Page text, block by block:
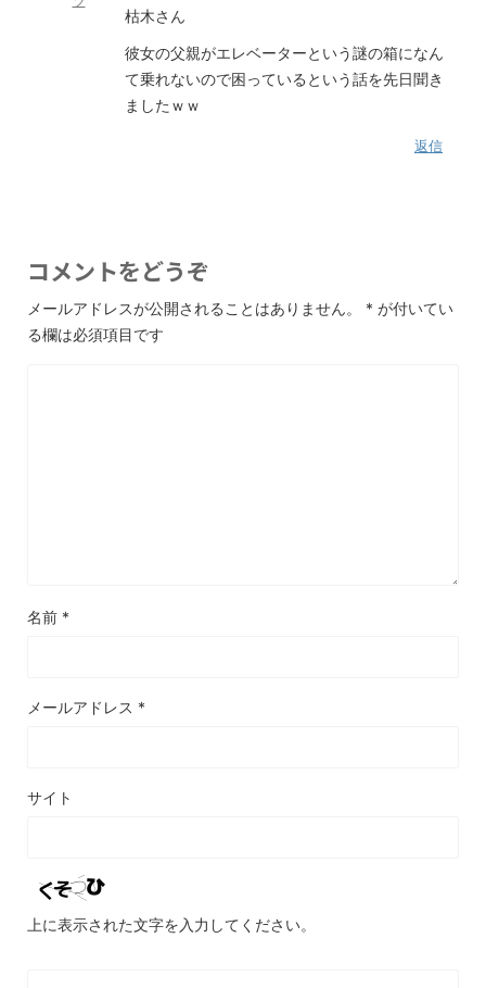
枯木さん
彼女の父親がエレベーターという謎の箱になん
て乗れないので困っているという話を先日聞き
ましたｗｗ
返信
コメントをどうぞ
メールアドレスが公開されることはありません。 * が付いてい
る欄は必須項目です
名前 *
メールアドレス *
サイト
上に表示された文字を入力してください。